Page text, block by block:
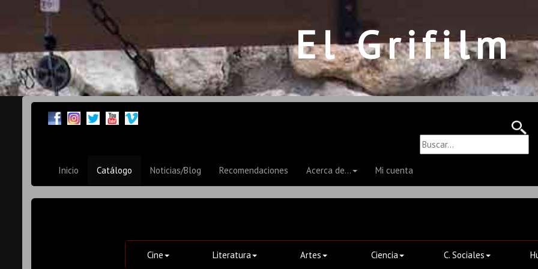
El Grifilm
Inicio Catálogo Noticias/Blog Recomendaciones Acerca de... Mi cuenta
Cine Literatura Artes Ciencia C. Sociales